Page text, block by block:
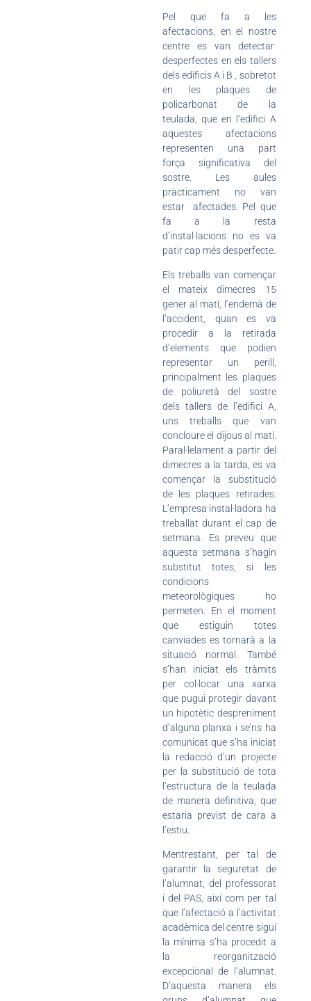
Pel que fa a les
afectacions, en el nostre
centre es van detectar
desperfectes en els tallers
dels edificis A i B , sobretot
en les plaques de
policarbonat de la
teulada, que en l’edifici A
aquestes afectacions
representen una part
força significativa del
sostre. Les aules
pràcticament no van
estar afectades. Pel que
fa a la resta
d’instal·lacions no es va
patir cap més desperfecte.
Els treballs van començar
el mateix dimecres 15
gener al matí, l’endemà de
l’accident, quan es va
procedir a la retirada
d’elements que podien
representar un perill,
principalment les plaques
de poliuretà del sostre
dels tallers de l’edifici A,
uns treballs que van
concloure el dijous al matí.
Paral·lelament a partir del
dimecres a la tarda, es va
començar la substitució
de les plaques retirades.
L’empresa instal·ladora ha
treballat durant el cap de
setmana. Es preveu que
aquesta setmana s’hagin
substitut totes, si les
condicions
meteorològiques ho
permeten. En el moment
que estiguin totes
canviades es tornarà a la
situació normal. També
s’han iniciat els tràmits
per col·locar una xarxa
que pugui protegir davant
un hipotètic despreniment
d’alguna planxa i se’ns ha
comunicat que s’ha iniciat
la redacció d’un projecte
per la substitució de tota
l’estructura de la teulada
de manera definitiva, que
estaria previst de cara a
l’estiu.
Mentrestant, per tal de
garantir la seguretat de
l’alumnat, del professorat
i del PAS, així com per tal
que l’afectació a l’activitat
acadèmica del centre sigui
la mínima s’ha procedit a
la reorganització
excepcional de l’alumnat.
D’aquesta manera els